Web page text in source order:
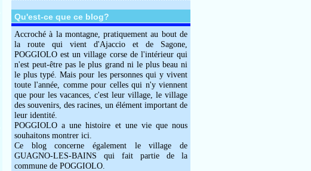
Qu'est-ce que ce blog?
Accroché à la montagne, pratiquement au bout de
la route qui vient d'Ajaccio et de Sagone,
POGGIOLO est un village corse de l'intérieur qui
n'est peut-être pas le plus grand ni le plus beau ni
le plus typé. Mais pour les personnes qui y vivent
toute l'année, comme pour celles qui n'y viennent
que pour les vacances, c'est leur village, le village
des souvenirs, des racines, un élément important de
leur identité.
POGGIOLO a une histoire et une vie que nous
souhaitons montrer ici.
Ce blog concerne également le village de
GUAGNO-LES-BAINS qui fait partie de la
commune de POGGIOLO.